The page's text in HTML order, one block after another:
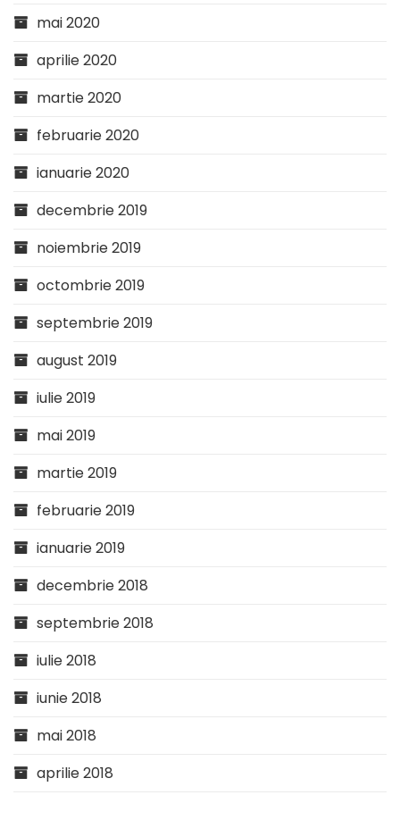
mai 2020
aprilie 2020
martie 2020
februarie 2020
ianuarie 2020
decembrie 2019
noiembrie 2019
octombrie 2019
septembrie 2019
august 2019
iulie 2019
mai 2019
martie 2019
februarie 2019
ianuarie 2019
decembrie 2018
septembrie 2018
iulie 2018
iunie 2018
mai 2018
aprilie 2018